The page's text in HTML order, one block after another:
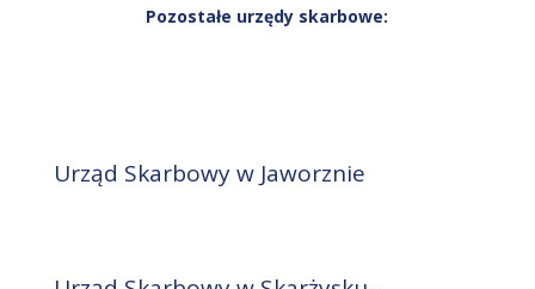
Pozostałe urzędy skarbowe:
Urząd Skarbowy w Jaworznie